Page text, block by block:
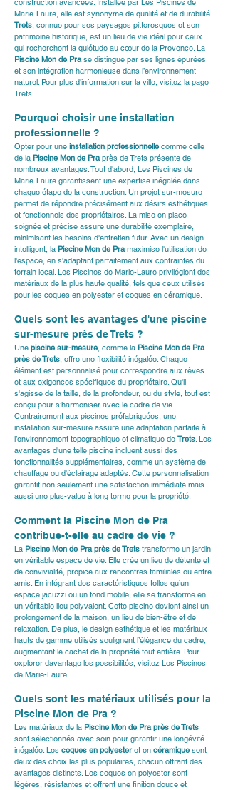
construction avancées. Installée par Les Piscines de
Marie-Laure, elle est synonyme de qualité et de durabilité.
Trets, connue pour ses paysages pittoresques et son
patrimoine historique, est un lieu de vie idéal pour ceux
qui recherchent la quiétude au cœur de la Provence. La
Piscine Mon de Pra se distingue par ses lignes épurées
et son intégration harmonieuse dans l’environnement
naturel. Pour plus d'information sur la ville, visitez la page
Trets.
Pourquoi choisir une installation
professionnelle ?
Opter pour une installation professionnelle comme celle
de la Piscine Mon de Pra près de Trets présente de
nombreux avantages. Tout d'abord, Les Piscines de
Marie-Laure garantissent une expertise inégalée dans
chaque étape de la construction. Un projet sur-mesure
permet de répondre précisément aux désirs esthétiques
et fonctionnels des propriétaires. La mise en place
soignée et précise assure une durabilité exemplaire,
minimisant les besoins d'entretien futur. Avec un design
intelligent, la Piscine Mon de Pra maximise l'utilisation de
l'espace, en s'adaptant parfaitement aux contraintes du
terrain local. Les Piscines de Marie-Laure privilégient des
matériaux de la plus haute qualité, tels que ceux utilisés
pour les coques en polyester et coques en céramique.
Quels sont les avantages d'une piscine
sur-mesure près de Trets ?
Une piscine sur-mesure, comme la Piscine Mon de Pra
près de Trets, offre une flexibilité inégalée. Chaque
élément est personnalisé pour correspondre aux rêves
et aux exigences spécifiques du propriétaire. Qu'il
s'agisse de la taille, de la profondeur, ou du style, tout est
conçu pour s’harmoniser avec le cadre de vie.
Contrairement aux piscines préfabriquées, une
installation sur-mesure assure une adaptation parfaite à
l’environnement topographique et climatique de Trets. Les
avantages d'une telle piscine incluent aussi des
fonctionnalités supplémentaires, comme un système de
chauffage ou d'éclairage adaptés. Cette personnalisation
garantit non seulement une satisfaction immédiate mais
aussi une plus-value à long terme pour la propriété.
Comment la Piscine Mon de Pra
contribue-t-elle au cadre de vie ?
La Piscine Mon de Pra près de Trets transforme un jardin
en véritable espace de vie. Elle crée un lieu de détente et
de convivialité, propice aux rencontres familiales ou entre
amis. En intégrant des caractéristiques telles qu’un
espace jacuzzi ou un fond mobile, elle se transforme en
un véritable lieu polyvalent. Cette piscine devient ainsi un
prolongement de la maison, un lieu de bien-être et de
relaxation. De plus, le design esthétique et les matériaux
hauts de gamme utilisés soulignent l’élégance du cadre,
augmentant le cachet de la propriété tout entière. Pour
explorer davantage les possibilités, visitez Les Piscines
de Marie-Laure.
Quels sont les matériaux utilisés pour la
Piscine Mon de Pra ?
Les matériaux de la Piscine Mon de Pra près de Trets
sont sélectionnés avec soin pour garantir une longévité
inégalée. Les coques en polyester et en céramique sont
deux des choix les plus populaires, chacun offrant des
avantages distincts. Les coques en polyester sont
légères, résistantes et offrent une finition douce et